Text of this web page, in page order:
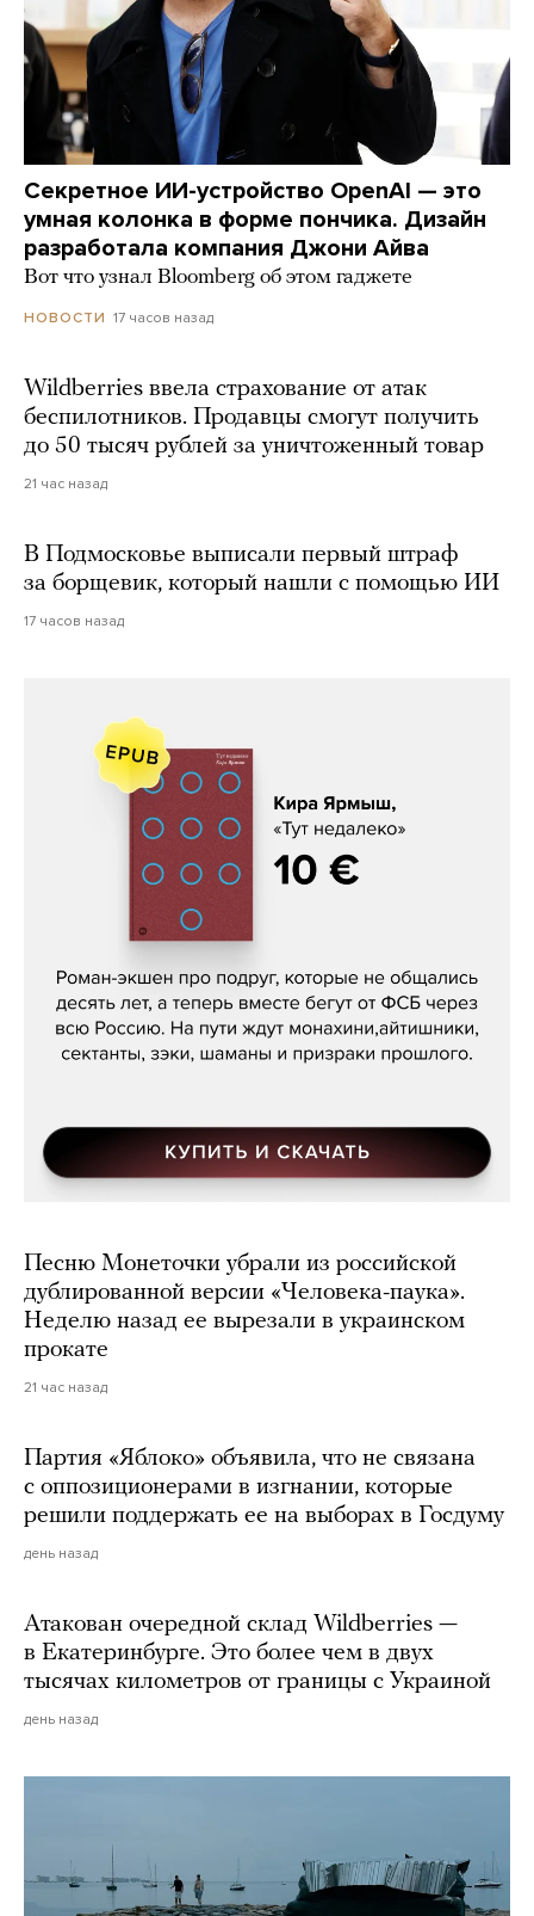
Секретное ИИ-устройство OpenAI — это
умная колонка в форме пончика. Дизайн
разработала компания Джони Айва
Вот что узнал Bloomberg об этом гаджете
НОВОСТИ 17 часов назад
Wildberries ввела страхование от атак
беспилотников. Продавцы смогут получить
до 50 тысяч рублей за уничтоженный товар
21 час назад
В Подмосковье выписали первый штраф
за борщевик, который нашли с помощью ИИ
17 часов назад
Кира Ярмыш, «Тут недалеко»
Песню Монеточки убрали из российской
дублированной версии «Человека-паука».
Неделю назад ее вырезали в украинском
прокате
21 час назад
Партия «Яблоко» объявила, что не связана
с оппозиционерами в изгнании, которые
решили поддержать ее на выборах в Госдуму
день назад
Атакован очередной склад Wildberries —
в Екатеринбурге. Это более чем в двух
тысячах километров от границы с Украиной
день назад